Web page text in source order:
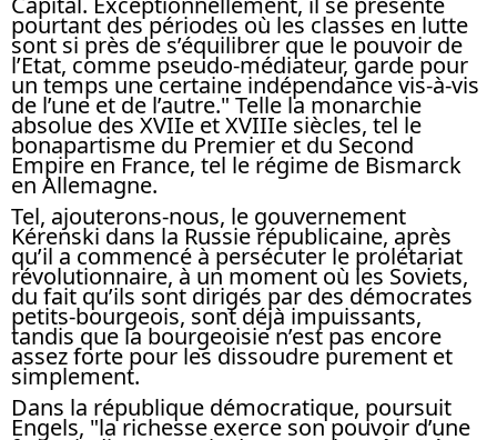
pourtant des périodes où les classes en lutte
sont si près de s’équilibrer que le pouvoir de
l’Etat, comme pseudo-médiateur, garde pour
un temps une certaine indépendance vis-à-vis
de l’une et de l’autre." Telle la monarchie
absolue des XVIIe et XVIIIe siècles, tel le
bonapartisme du Premier et du Second
Empire en France, tel le régime de Bismarck
en Allemagne.
Tel, ajouterons-nous, le gouvernement
Kérenski dans la Russie républicaine, après
qu’il a commencé à persécuter le prolétariat
révolutionnaire, à un moment où les Soviets,
du fait qu’ils sont dirigés par des démocrates
petits-bourgeois, sont déjà impuissants,
tandis que la bourgeoisie n’est pas encore
assez forte pour les dissoudre purement et
simplement.
Dans la république démocratique, poursuit
Engels, "la richesse exerce son pouvoir d’une